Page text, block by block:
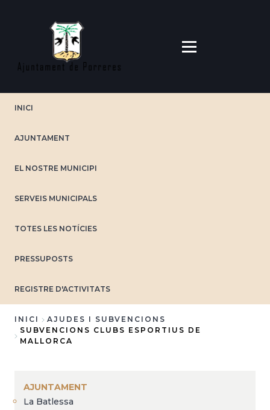
INICI
AJUNTAMENT
EL NOSTRE MUNICIPI
SERVEIS MUNICIPALS
TOTES LES NOTÍCIES
PRESSUPOSTS
REGISTRE D'ACTIVITATS
Fil
INICI
AJUDES I SUBVENCIONS
SUBVENCIONS CLUBS ESPORTIUS DE
MALLORCA
AJUNTAMENT
La Batlessa